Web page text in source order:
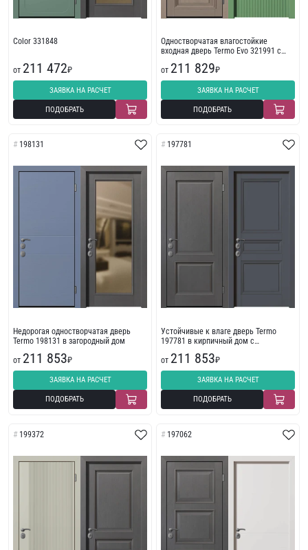
Color 331848
от 211 472₽
ЗАЯВКА НА РАСЧЕТ
ПОДОБРАТЬ
Одностворчатая влагостойкие
входная дверь Termo Evo 321991 с
от 211 829₽
ЗАЯВКА НА РАСЧЕТ
ПОДОБРАТЬ
198131
Недорогая одностворчатая дверь
Termo 198131 в загородный дом
от 211 853₽
ЗАЯВКА НА РАСЧЕТ
ПОДОБРАТЬ
197781
Устойчивые к влаге дверь Termo
197781 в кирпичный дом с
от 211 853₽
ЗАЯВКА НА РАСЧЕТ
ПОДОБРАТЬ
199372 197062